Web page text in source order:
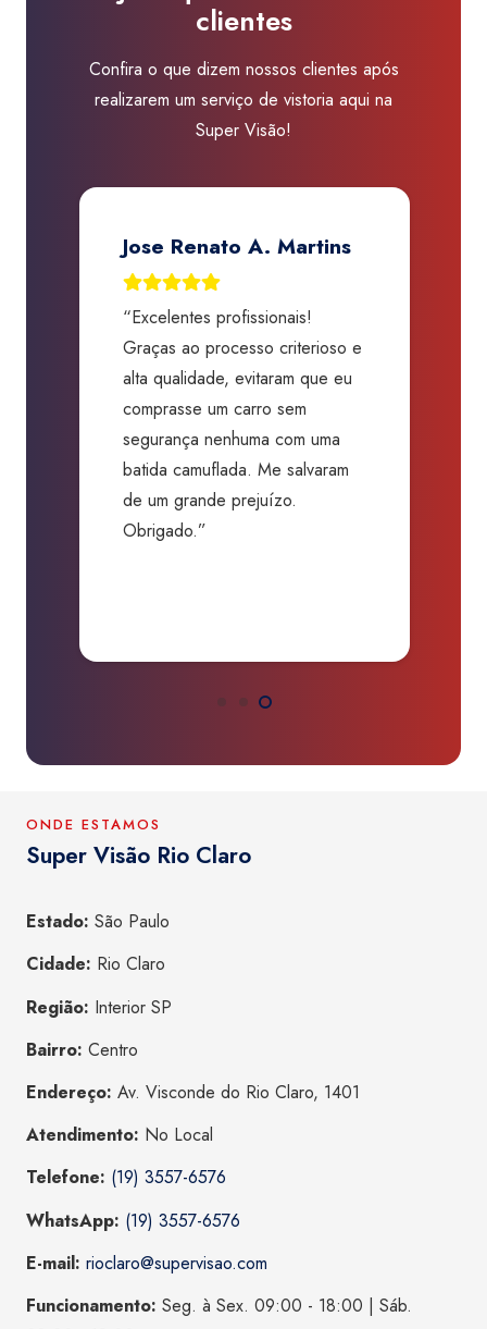
clientes
Confira o que dizem nossos clientes após
realizarem um serviço de vistoria aqui na
Super Visão!
Jose Renato A. Martins
“Excelentes profissionais!
Graças ao processo criterioso e
alta qualidade, evitaram que eu
comprasse um carro sem
segurança nenhuma com uma
batida camuflada. Me salvaram
de um grande prejuízo.
Obrigado.”
ONDE ESTAMOS
Super Visão Rio Claro
Estado: São Paulo
Cidade: Rio Claro
Região: Interior SP
Bairro: Centro
Endereço: Av. Visconde do Rio Claro, 1401
Atendimento: No Local
Telefone: (19) 3557-6576
WhatsApp: (19) 3557-6576
E-mail: rioclaro@supervisao.com
Funcionamento: Seg. à Sex. 09:00 - 18:00 | Sáb.